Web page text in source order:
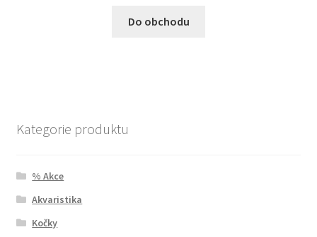
Do obchodu
Kategorie produktu
% Akce
Akvaristika
Kočky